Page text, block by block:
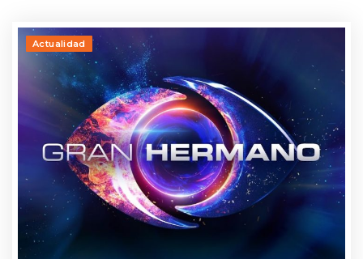
Actualidad